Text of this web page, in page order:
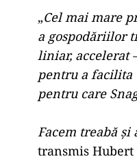
„Cel mai mare
a gospodăriilor
liniar, accelerat
pentru a
pentru care
Facem treabă și
transmis Hubert